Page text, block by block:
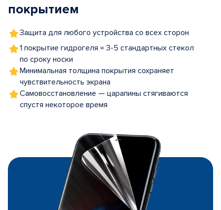
покрытием
Защита для любого устройства со всех сторон
1 покрытие гидрогеля = 3-5 стандартных стекол
по сроку носки
Минимальная толщина покрытия сохраняет
чувствительность экрана
Самовосстановление — царапины стягиваются
спустя некоторое время